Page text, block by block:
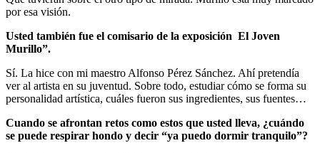
por esa visión.
Usted también fue el comisario de la exposición El Joven
Murillo”.
Sí. La hice con mi maestro Alfonso Pérez Sánchez. Ahí pretendía
ver al artista en su juventud. Sobre todo, estudiar cómo se forma su
personalidad artística, cuáles fueron sus ingredientes, sus fuentes…
Cuando se afrontan retos como estos que usted lleva, ¿cuándo
se puede respirar hondo y decir “ya puedo dormir tranquilo”?